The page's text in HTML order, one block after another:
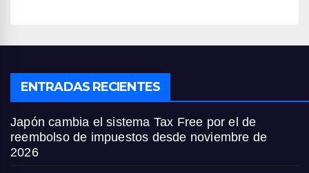
ENTRADAS RECIENTES
Japón cambia el sistema Tax Free por el de
reembolso de impuestos desde noviembre de
2026